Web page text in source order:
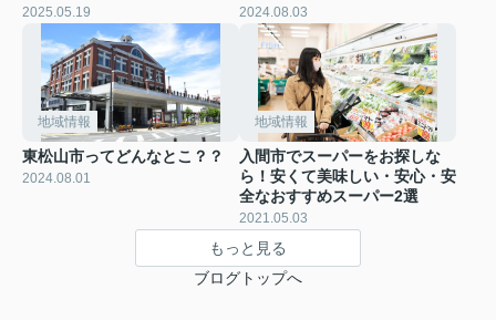
2025.05.19 2024.08.03
地域情報
東松山市ってどんなとこ？？
2024.08.01
地域情報
入間市でスーパーをお探しな
ら！安くて美味しい・安心・安
全なおすすめスーパー2選
2021.05.03
もっと見る
ブログトップへ